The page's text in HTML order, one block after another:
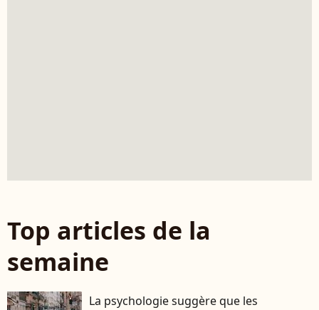
Top articles de la
semaine
La psychologie suggère que les